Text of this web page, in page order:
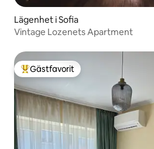
Lägenhet i Sofia
Vintage Lozenets Apartment
Populär gästfavorit
Gästfavorit